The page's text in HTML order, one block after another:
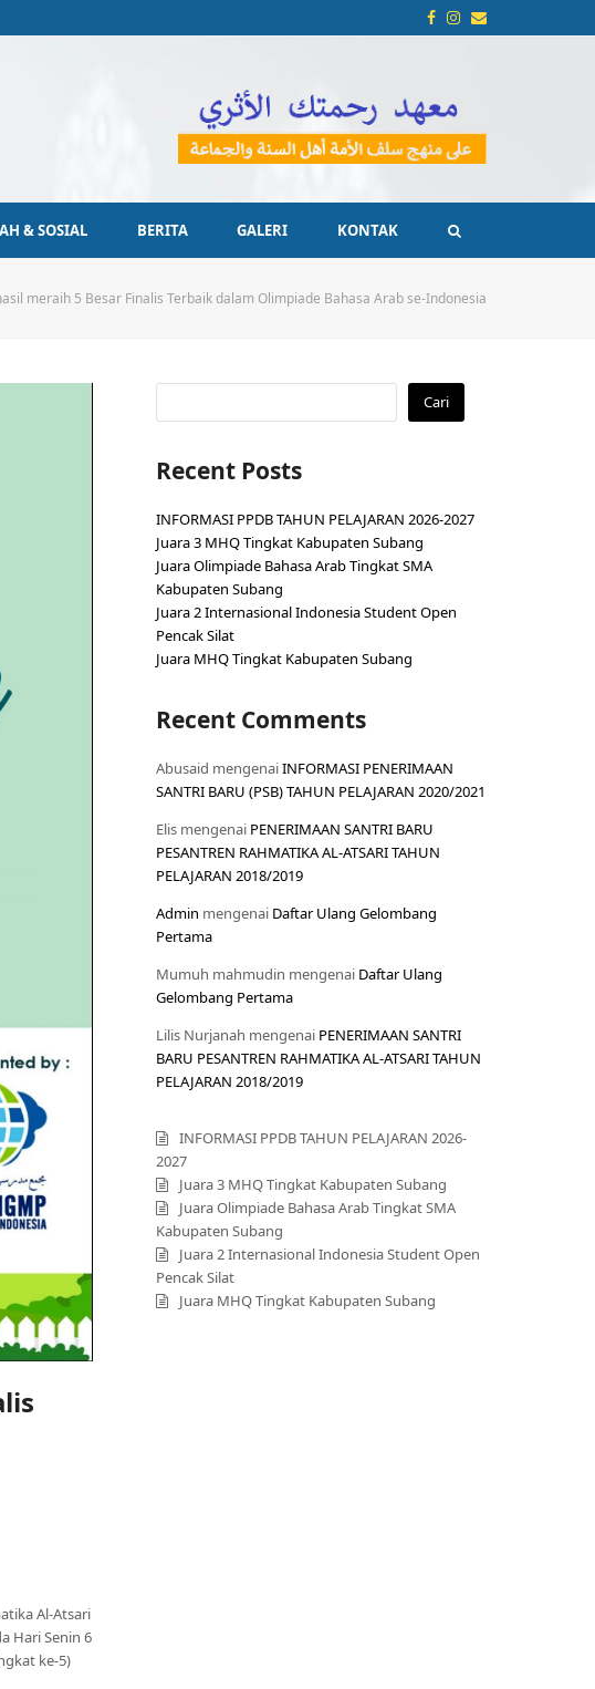
Facebook
Instagram
Email
& SOSIAL BERITA GALERI KONTAK
meraih 5 Besar Finalis Terbaik dalam Olimpiade Bahasa Arab se-Indonesia
Al-Atsari
Hari Senin 6
ke-5)
Cari
Recent Posts
INFORMASI PPDB TAHUN PELAJARAN 2026-2027
Juara 3 MHQ Tingkat Kabupaten Subang
Juara Olimpiade Bahasa Arab Tingkat SMA
Kabupaten Subang
Juara 2 Internasional Indonesia Student Open
Pencak Silat
Juara MHQ Tingkat Kabupaten Subang
Recent Comments
Abusaid mengenaiINFORMASI PENERIMAAN
SANTRI BARU (PSB) TAHUN PELAJARAN 2020/2021
Elis mengenai PENERIMAAN SANTRI BARU
PESANTREN RAHMATIKA AL-ATSARI TAHUN
PELAJARAN 2018/2019
Admin mengenai Daftar Ulang Gelombang
Pertama
Mumuh mahmudin mengenai Daftar Ulang
Gelombang Pertama
Lilis Nurjanah mengenai PENERIMAAN SANTRI
BARU PESANTREN RAHMATIKA AL-ATSARI TAHUN
PELAJARAN 2018/2019
INFORMASI PPDB TAHUN PELAJARAN 2026-
2027
Juara 3 MHQ Tingkat Kabupaten Subang
Juara Olimpiade Bahasa Arab Tingkat SMA
Kabupaten Subang
Juara 2 Internasional Indonesia Student Open
Pencak Silat
Juara MHQ Tingkat Kabupaten Subang